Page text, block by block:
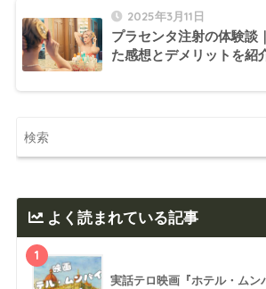
2025年3月11日
プラセンタ注射の体験談
た感想とデメリットを紹
よく読まれている記事
1
実話テロ映画『ホテル・ムン